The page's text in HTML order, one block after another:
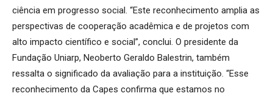
ciência em progresso social. “Este reconhecimento amplia as
perspectivas de cooperação acadêmica e de projetos com
alto impacto científico e social”, conclui. O presidente da
Fundação Uniarp, Neoberto Geraldo Balestrin, também
ressalta o significado da avaliação para a instituição. “Esse
reconhecimento da Capes confirma que estamos no